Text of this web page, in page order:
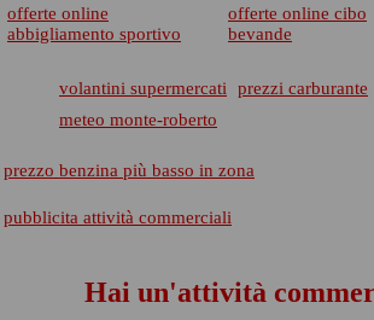
offerte online
abbigliamento sportivo
offerte online cibo
bevande
volantini supermercati prezzi carburante
meteo monte-roberto
prezzo benzina più basso in zona
pubblicita attività commerciali
Hai un'attività